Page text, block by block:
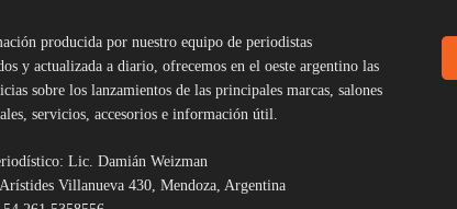
producida por nuestro equipo de periodistas
y actualizada a diario, ofrecemos en el oeste argentino las
sobre los lanzamientos de las principales marcas, salones
servicios, accesorios e información útil.
Lic. Damián Weizman
Villanueva 430, Mendoza, Argentina